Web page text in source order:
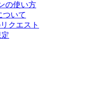
の使い方
ついて
クエスト